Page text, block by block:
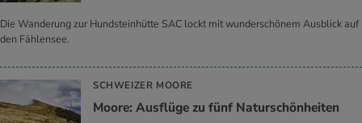
Die Wanderung zur Hundsteinhütte SAC lockt mit wunderschönem Ausblick auf
den Fählensee.
SCHWEIZER MOORE
Moore: Ausflüge zu fünf Naturschönheiten